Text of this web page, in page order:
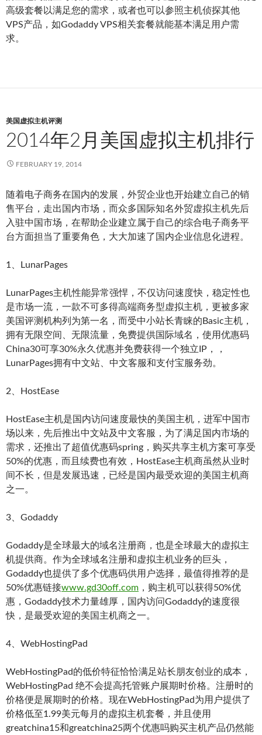
高级套餐以满足您的需求，或者也可以参照主机侦探其他
VPS产品，如Godaddy VPS相关套餐就能基本满足用户需
求。
美国虚拟主机评测
2014年2月美国虚拟主机排行
FEBRUARY 19, 2014
随着电子商务在国内的发展，外贸企业也开始建立自己的销
售平台，走出国内市场，而众多国际知名外贸虚拟主机先后
入驻中国市场，在帮助企业建立属于自己的综合电子商务平
台方面担当了重要角色，大大加速了国内企业信息化进程。
1、LunarPages
LunarPages主机性能异常强悍，不仅访问速度快，稳定性也
是市场一流，一款不可多得高端商务型虚拟主机，更被多家
美国评测机构列为第一名，而受中小站长青睐的Basic主机，
拥有无限空间、无限流量，免费提供国际域名，使用优惠码
China30可享30%永久优惠并免费获得一个独立IP，，
LunarPages拥有中文站、中文客服和支付宝服务劲。
2、HostEase
HostEase主机是国内访问速度最快的美国主机，进军中国市
场以来，先后推出中文站及中文客服，为了满足国内市场的
需求，还推出了超值优惠码spring，购买共享主机方案可享受
50%的优惠，而且续费也有效，HostEase主机商虽然从业时
间不长，但是发展迅速，已经是国内最受欢迎的美国主机商
之一。
3、Godaddy
Godaddy是全球最大的域名注册商，也是全球最大的虚拟主
机提供商。作为全球域名注册和虚拟主机业务的巨头，
Godaddy也提供了多个优惠码供用户选择，最值得推荐的是
50%优惠链接www.gd30off.com ，购主机可以获得50%优
惠，Godaddy技术力量雄厚，国内访问Godaddy的速度很
快，是最受欢迎的美国主机商之一。
4、WebHostingPad
WebHostingPad的低价特征恰恰满足站长朋友创业的成本，
WebHostingPad 绝不会提高托管账户展期时价格。注册时的
价格便是展期时的价格。现在WebHostingPad为用户提供了
价格低至1.99美元每月的虚拟主机套餐，并且使用
greatchina15和greatchina25两个优惠吗购买主机产品仍然能